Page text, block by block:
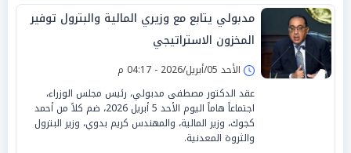
مدبولي يتابع مع وزيري المالية والبترول توفير
المخزون الاستراتيجي
الأحد 05/أبريل/2026 - 04:17 م
عقد الدكتور مصطفى مدبولي، رئيس مجلس الوزراء،
اجتماعاً هاماً اليوم الأحد 5 أبريل 2026، ضم كلاً من أحمد
كجوك، وزير المالية، والمهندس كريم بدوي، وزير البترول
والثروة المعدنية.